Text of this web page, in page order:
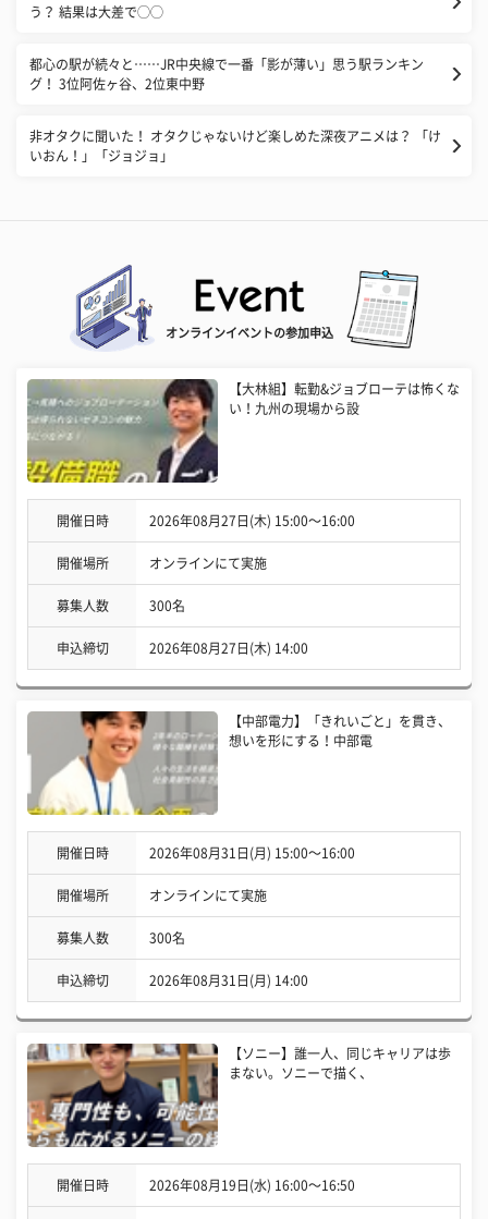
う？ 結果は大差で◯◯
都心の駅が続々と……JR中央線で一番「影が薄い」思う駅ランキン
グ！ 3位阿佐ヶ谷、2位東中野
非オタクに聞いた！ オタクじゃないけど楽しめた深夜アニメは？ 「け
いおん！」「ジョジョ」
オンラインイベントの参加申込
【大林組】転勤&ジョブローテは怖くな
い！九州の現場から設
開催日時 2026年08月27日(木) 15:00〜16:00
開催場所 オンラインにて実施
募集人数 300名
申込締切 2026年08月27日(木) 14:00
【中部電力】「きれいごと」を貫き、
想いを形にする！中部電
開催日時 2026年08月31日(月) 15:00〜16:00
開催場所 オンラインにて実施
募集人数 300名
申込締切 2026年08月31日(月) 14:00
【ソニー】誰一人、同じキャリアは歩
まない。ソニーで描く、
開催日時 2026年08月19日(水) 16:00〜16:50